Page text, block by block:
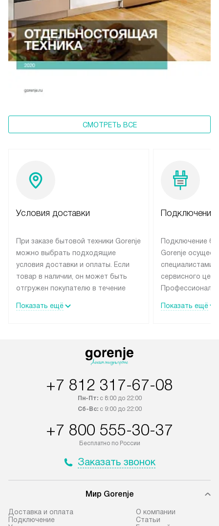
СМОТРЕТЬ ВСЕ
Условия доставки
При заказе бытовой техники Gorenje
можно выбрать подходящие
условия доставки и оплаты. Если
товар в наличии, он может быть
отгружен покупателю в течение
лейблом доставляется бесплатно
Возможна доставка товаров по
Показать ещё
Подключение
Подключение
Gorenje
специалистами
сервисного
эксплуатации
Показать ещё
+7 812 317-67-08
Пн-Пт:с 8:00 до 22:00
Сб-Вс:с 9:00 до 22:00
+7 800 555-30-37
Бесплатно по России
Заказать звонок
Мир Gorenje
Доставка и оплата
Подключение
О компании
Cтатьи